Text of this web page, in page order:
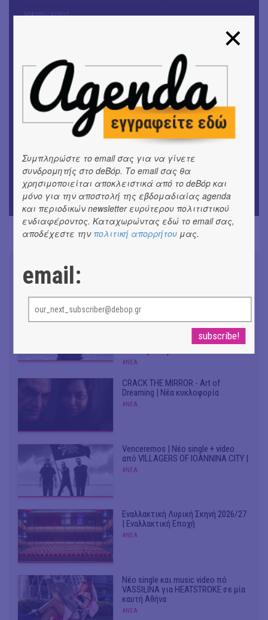
ΘΕΑΤΡΟ / ΧΟΡΟΣ
ΕΙΚΑΣΤΙΚΑ
Ομαδική έκθεση | Προσωρινά για Πάντα
ΕΙΚΑΣΤΙΚΑ
Έκθεση φωτογραφίας: Ανδρίων έργα και ημέρες
Αργύρης Ραλλιάς | Λιτανεία
Θανάσης Λάλας-Κώστας Τσόκλης - Συνομιλώντας με
εικόνες και λέξεις
Don't Let Me Be Misunderstood |
Alexandros Livitsanos, Willem
Dafoe, Czech Studio Orchestra |
Από το soundtrack της ταινίας "The
#ΝΕΑ
CRACK THE MIRROR - Art of
Dreaming | Νέα κυκλοφορία
#ΝΕΑ
Venceremos | Νέο single + video
από VILLAGERS OF IOANNINA CITY |
#ΝΕΑ
Εναλλακτική Λυρική Σκηνή 2026/27
| Εναλλακτική Εποχή
#ΝΕΑ
Νέο single και music video πό
VASSIŁINA για HEATSTROKE σε μία
καυτή Αθήνα
#ΝΕΑ
Συμπληρώστε το email σας για να γίνετε
συνδρομητής στο deBόp. Το email σας θα
χρησιμοποιείται αποκλειστικά από το deBόp και
μόνο για την αποστολή της εβδομαδιαίας agenda
και περιοδικών newsletter ευρύτερου πολιτιστικού
ενδιαφέροντος. Καταχωρώντας εδώ το email σας,
αποδέχεστε την πολιτική απορρήτου μας.
email: